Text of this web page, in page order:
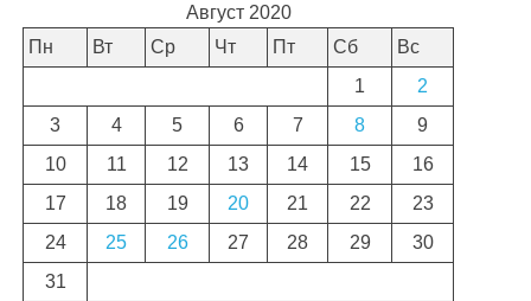
Август 2020
Пн
Вт Ср Чт Пт Сб
Вс
1
2
3
4 5 6 7 8
9
10
11 12 13 14 15
16
17
18 19 20 21 22
23
24
25 26 27 28 29
30
31